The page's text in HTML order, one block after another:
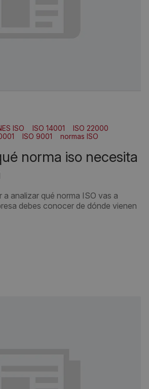
ISO ISO 14001
ISO 22000
ISO 9001 normas ISO
analizar qué norma ISO vas a
debes conocer de dónde vienen